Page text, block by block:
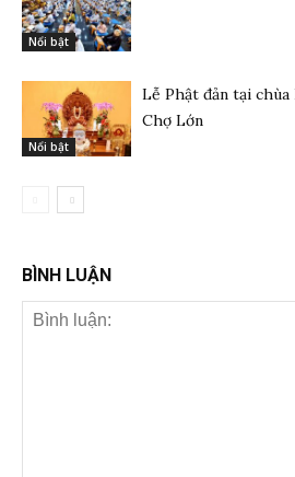
Nổi bật
Nổi bật
Lễ Phật đản tại chùa
Chợ Lớn
BÌNH LUẬN